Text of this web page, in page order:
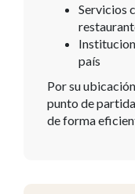
Servicios
país
Por su
punto de
de forma